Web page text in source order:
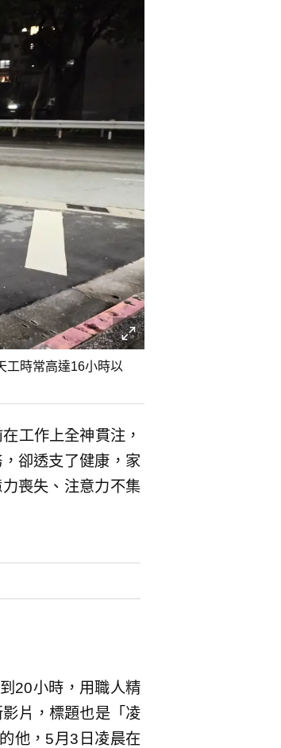
工時常高達16小時以
工作上全神貫注，
卻透支了健康，家
喪失、注意力不集
20小時，用職人精
片，標題也是「凌
他，5月3日凌晨在